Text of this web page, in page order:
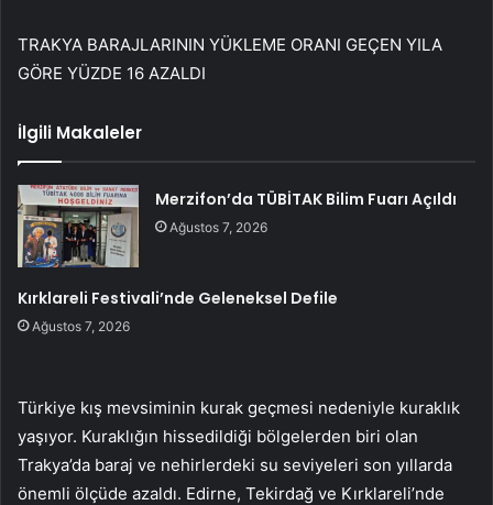
TRAKYA BARAJLARININ YÜKLEME ORANI GEÇEN YILA
GÖRE YÜZDE 16 AZALDI
İlgili Makaleler
Merzifon’da TÜBİTAK Bilim Fuarı Açıldı
Ağustos 7, 2026
Kırklareli Festivali’nde Geleneksel Defile
Ağustos 7, 2026
Türkiye kış mevsiminin kurak geçmesi nedeniyle kuraklık
yaşıyor. Kuraklığın hissedildiği bölgelerden biri olan
Trakya’da baraj ve nehirlerdeki su seviyeleri son yıllarda
önemli ölçüde azaldı. Edirne, Tekirdağ ve Kırklareli’nde